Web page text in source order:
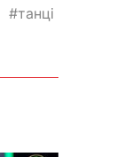
танці